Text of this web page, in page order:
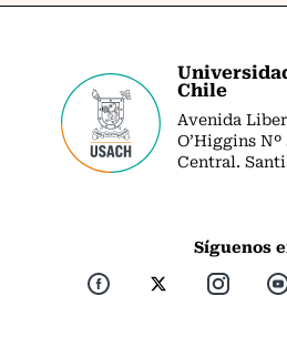
Chile
Avenida
O’Higgins
Central.
Síguenos